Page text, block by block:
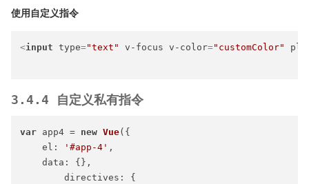
使用自定义指令
<input type="text" v-focus v-color="customColor"
3.4.4 自定义私有指令
var app4 = new Vue({
el : '#app-4' ,
data : {},
directives : {